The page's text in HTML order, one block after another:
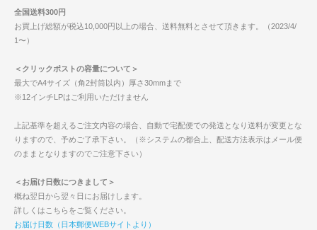
全国送料300円
お買上げ総額が税込10,000円以上の場合、送料無料とさせて頂きます。（2023/4/
1〜）
＜クリックポストの容量について＞
最大でA4サイズ（角2封筒以内）厚さ30mmまで
※12インチLPはご利用いただけません
上記基準を超えるご注文内容の場合、自動で宅配便での発送となり送料が変更とな
りますので、予めご了承下さい。（※システムの都合上、配送方法表示はメール便
のままとなりますのでご注意下さい）
＜お届け日数につきまして＞
概ね翌日から翌々日にお届けします。
詳しくはこちらをご覧ください。
お届け日数（日本郵便WEBサイトより）